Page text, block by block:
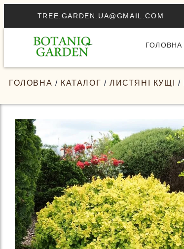
TREE.GARDEN.UA@GMAIL.COM
ГОЛОВНА
ГОЛОВНА / КАТАЛОГ /ЛИСТЯНІ КУЩІ /